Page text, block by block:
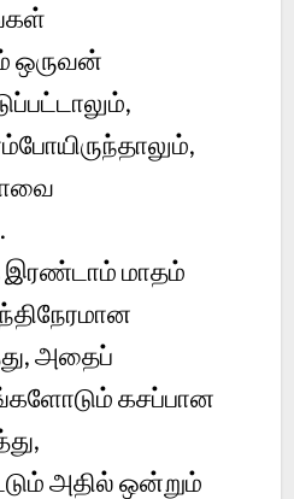
ஒருவன்
மாதம்
அதைப்
கசப்பான
அதில் ஒன்றும்